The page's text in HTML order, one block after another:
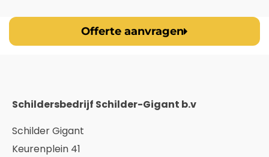
Offerte aanvragen
Schildersbedrijf Schilder-Gigant b.v
Schilder Gigant
Keurenplein 41